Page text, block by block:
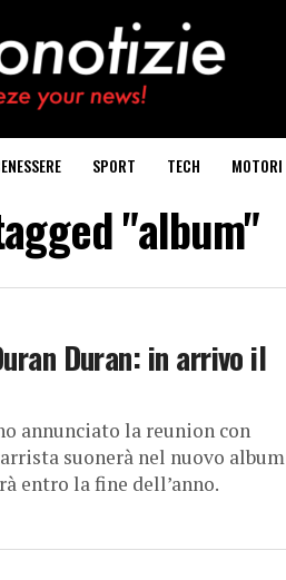
SPORT TECH MOTORI
"album"
Duran: in arrivo il
annunciato la reunion con
suonerà nel nuovo album
entro la fine dell’anno.